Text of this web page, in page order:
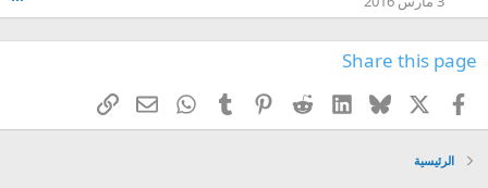
Share this page
الفيس بوكBluesky
LinkedIn
Reddit
Pinterest
Tumblr
WhatsApp
البريد الإلكتروني
رابط
الرئيسية